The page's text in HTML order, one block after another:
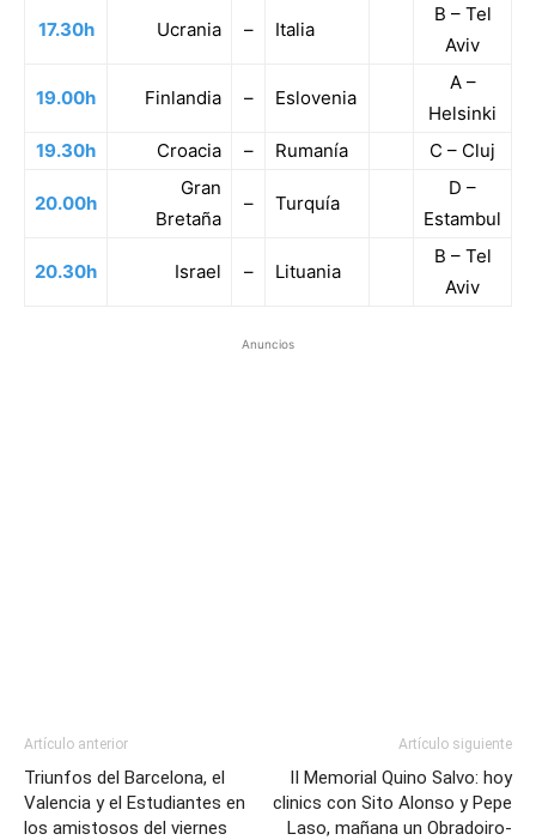
17.30h Ucrania – Italia
B – Tel
Aviv
19.00h Finlandia – Eslovenia
A –
Helsinki
19.30h
Croacia – Rumanía C – Cluj
20.00h
Gran
Bretaña
– Turquía
D –
Estambul
20.30h Israel – Lituania
B – Tel
Aviv
Anuncios
Artículo anterior
Triunfos del Barcelona, el
Valencia y el Estudiantes en
los amistosos del viernes
Artículo siguiente
II Memorial Quino Salvo: hoy
clinics con Sito Alonso y Pepe
Laso, mañana un Obradoiro-